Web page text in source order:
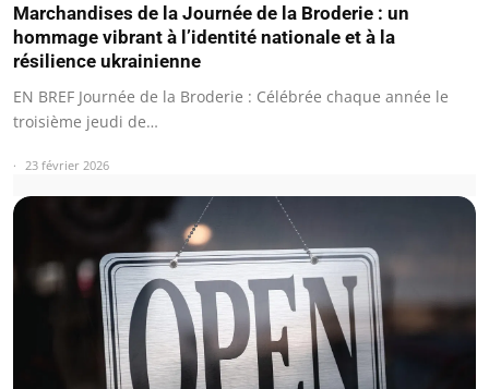
Marchandises de la Journée de la Broderie : un
hommage vibrant à l’identité nationale et à la
résilience ukrainienne
EN BREF Journée de la Broderie : Célébrée chaque année le
troisième jeudi de…
23 février 2026